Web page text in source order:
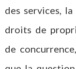
des services,
droits de
de